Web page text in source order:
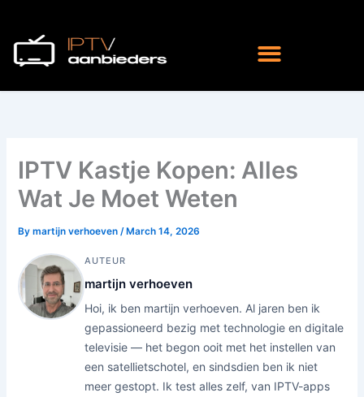
content
IPTV Kastje Kopen: Alles
Wat Je Moet Weten
Bymartijn verhoeven /March 14, 2026
AUTEUR
martijn verhoeven
Hoi, ik ben martijn verhoeven. Al jaren ben ik
gepassioneerd bezig met technologie en digitale
televisie — het begon ooit met het instellen van
een satellietschotel, en sindsdien ben ik niet
meer gestopt. Ik test alles zelf, van IPTV-apps